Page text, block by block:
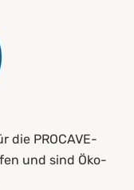
die PROCAVE-
und sind Öko-